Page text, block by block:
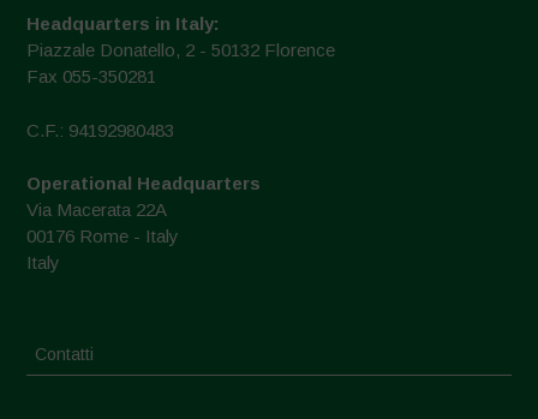
Headquarters in Italy:
Piazzale Donatello, 2 - 50132 Florence
Fax 055-350281
C.F.: 94192980483
Operational Headquarters
Via Macerata 22A
00176 Rome - Italy
Italy
Contatti